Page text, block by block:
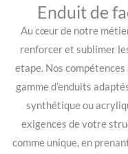
Enduit de
Au cœur de notre
renforcer et sublimer
etape. Nos compétences
gamme d’enduits
synthétique ou
exigences de votre
comme unique, en